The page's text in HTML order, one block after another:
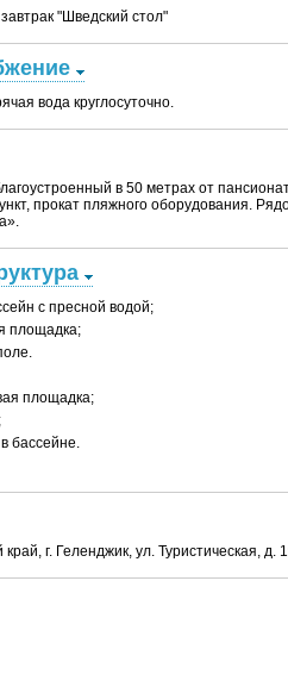
"Шведский стол"
вода круглосуточно.
в 50 метрах от
прокат пляжного оборудования.
с пресной водой;
площадка;
площадка;
бассейне.
край, г. Геленджик, ул. Туристическая, д.